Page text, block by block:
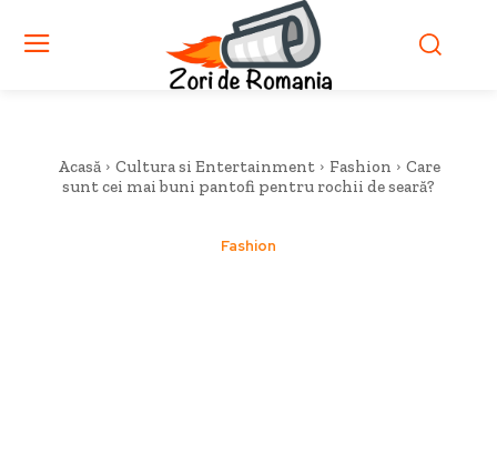
Acasă Cultura si Entertainment Fashion
Care
sunt cei mai buni pantofi pentru rochii de seară?
Fashion